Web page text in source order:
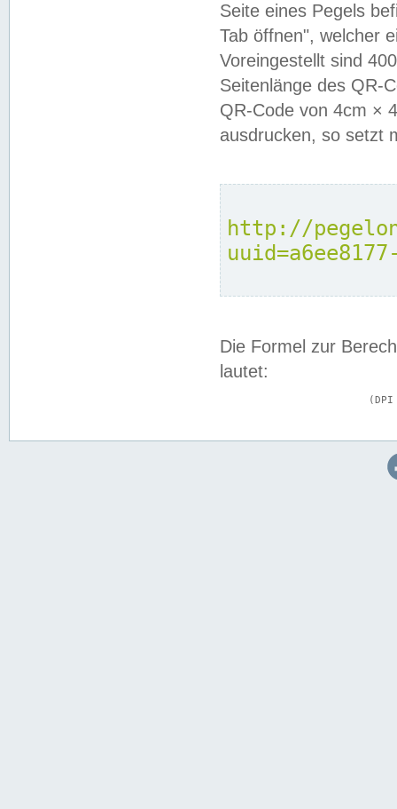
Seite eines Pegels
Tab öffnen", welcher
Voreingestellt sind
Seitenlänge des QR-
QR-Code von 4cm ×
ausdrucken, so setzt
http://
Die Formel zur
lautet: